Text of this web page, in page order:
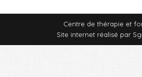
Centre de thérapie et
Site internet réalisé par